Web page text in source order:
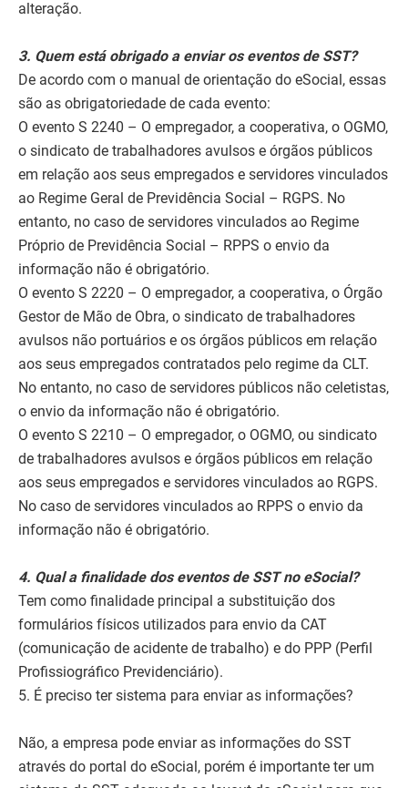
alteração.
3. Quem está obrigado a enviar os eventos de SST?
De acordo com o manual de orientação do eSocial, essas
são as obrigatoriedade de cada evento:
O evento S 2240 – O empregador, a cooperativa, o OGMO,
o sindicato de trabalhadores avulsos e órgãos públicos
em relação aos seus empregados e servidores vinculados
ao Regime Geral de Previdência Social – RGPS. No
entanto, no caso de servidores vinculados ao Regime
Próprio de Previdência Social – RPPS o envio da
informação não é obrigatório.
O evento S 2220 – O empregador, a cooperativa, o Órgão
Gestor de Mão de Obra, o sindicato de trabalhadores
avulsos não portuários e os órgãos públicos em relação
aos seus empregados contratados pelo regime da CLT.
No entanto, no caso de servidores públicos não celetistas,
o envio da informação não é obrigatório.
O evento S 2210 – O empregador, o OGMO, ou sindicato
de trabalhadores avulsos e órgãos públicos em relação
aos seus empregados e servidores vinculados ao RGPS.
No caso de servidores vinculados ao RPPS o envio da
informação não é obrigatório.
4. Qual a finalidade dos eventos de SST no eSocial?
Tem como finalidade principal a substituição dos
formulários físicos utilizados para envio da CAT
(comunicação de acidente de trabalho) e do PPP (Perfil
Profissiográfico Previdenciário).
5. É preciso ter sistema para enviar as informações?
Não, a empresa pode enviar as informações do SST
através do portal do eSocial, porém é importante ter um